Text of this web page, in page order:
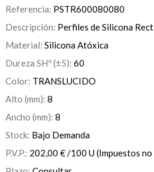
Referencia: PSTR600080080
Descripción: Perfiles de Silicona
Material: Silicona Atóxica
Dureza SHº (±5): 60
Color: TRANSLUCIDO
Alto (mm): 8
Ancho (mm): 8
Stock: Bajo Demanda
P.V.P.: 202,00 €/100 U(Impuestos